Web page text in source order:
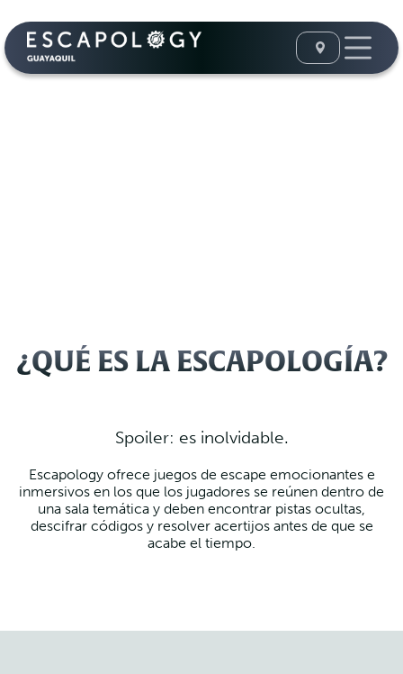
¿QUÉ ES LA ESCAPOLOGÍA?
Spoiler: es inolvidable.
Escapology ofrece juegos de escape emocionantes e
inmersivos en los que los jugadores se reúnen dentro de
una sala temática y deben encontrar pistas ocultas,
descifrar códigos y resolver acertijos antes de que se
acabe el tiempo.